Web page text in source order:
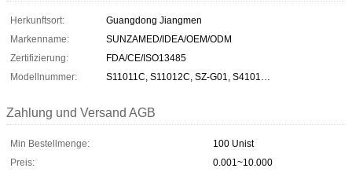
Herkunftsort:
Guangdong Jiangmen
Markenname:
SUNZAMED/IDEA/OEM/ODM
Zertifizierung:
FDA/CE/ISO13485
Modellnummer:
S11011C, S11012C, SZ-G01, S4101…
Zahlung und Versand AGB
Min Bestellmenge:
100 Unist
Preis:
0.001~10.000